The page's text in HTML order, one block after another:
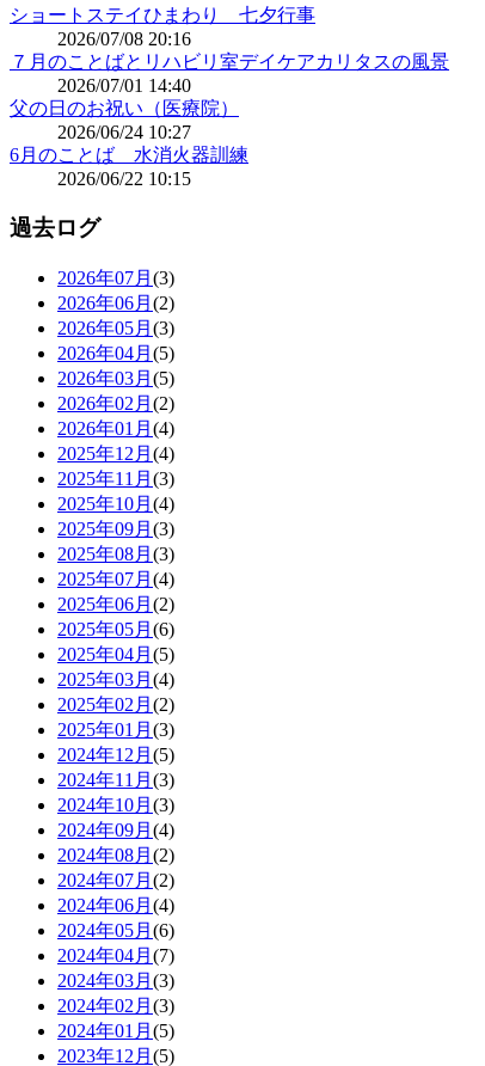
ショートステイひまわり 七夕行事
2026/07/08 20:16
７月のことばとリハビリ室デイケアカリタスの風景
2026/07/01 14:40
父の日のお祝い（医療院）
2026/06/24 10:27
6月のことば 水消火器訓練
2026/06/22 10:15
過去ログ
2026年07月 (3)
2026年06月 (2)
2026年05月 (3)
2026年04月 (5)
2026年03月 (5)
2026年02月 (2)
2026年01月 (4)
2025年12月 (4)
2025年11月 (3)
2025年10月 (4)
2025年09月 (3)
2025年08月 (3)
2025年07月 (4)
2025年06月 (2)
2025年05月 (6)
2025年04月 (5)
2025年03月 (4)
2025年02月 (2)
2025年01月 (3)
2024年12月 (5)
2024年11月 (3)
2024年10月 (3)
2024年09月 (4)
2024年08月 (2)
2024年07月 (2)
2024年06月 (4)
2024年05月 (6)
2024年04月 (7)
2024年03月 (3)
2024年02月 (3)
2024年01月 (5)
2023年12月 (5)